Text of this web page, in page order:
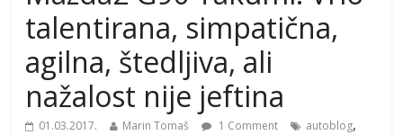
talentirana, simpatična,
agilna, štedljiva, ali
nažalost nije jeftina
01.03.2017. Marin Tomaš 1 Comment autoblog,